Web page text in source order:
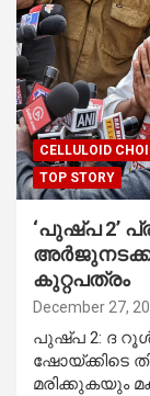
CELLULOID
TOP STORY
‘പുഷ്പ 2’
കുറ്റപത്രം
December 27,
പുഷ്പ 2: ദ
ഷോയ്ക്കിടെ
മരിക്കുകയും